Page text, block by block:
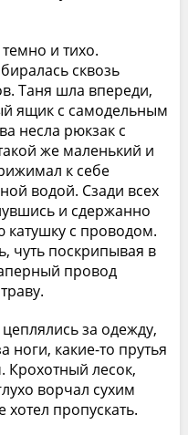
и тихо.
сквозь
Таня шла впереди,
ящик с самодельным
несла рюкзак с
же маленький и
к себе
водой. Сзади всех
и сдержанно
с проводом.
чуть поскрипывая в
провод
за одежду,
ноги, какие-то прутья
Крохотный лесок,
ворчал сухим
пропускать.